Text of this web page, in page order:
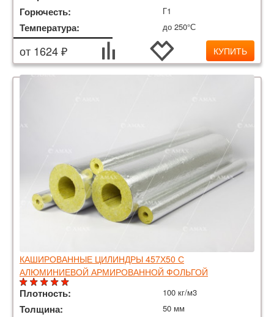
Горючесть: Г1
Температура: до 250°С
от 1624 ₽ КУПИТЬ
КАШИРОВАННЫЕ ЦИЛИНДРЫ 457Х50 С
АЛЮМИНИЕВОЙ АРМИРОВАННОЙ ФОЛЬГОЙ
Плотность: 100 кг/м3
Толщина: 50 мм